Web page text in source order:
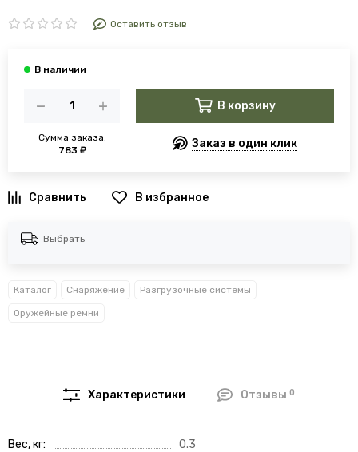
Оставить отзыв
Сумма заказа:
783 ₽
В корзину
Заказ в один клик
В избранное
Выбрать
Каталог Снаряжение Разгрузочные системы
Оружейные ремни
Характеристики Отзывы 0
Вес, кг 0.3